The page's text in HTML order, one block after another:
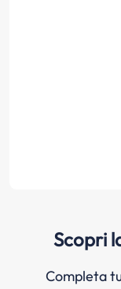
Scopri
Completa